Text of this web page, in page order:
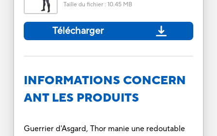
Taille du fichier: 10.45 MB
Télécharger
INFORMATIONS CONCERN
ANT LES PRODUITS
Guerrier d'Asgard, Thor manie une redoutable